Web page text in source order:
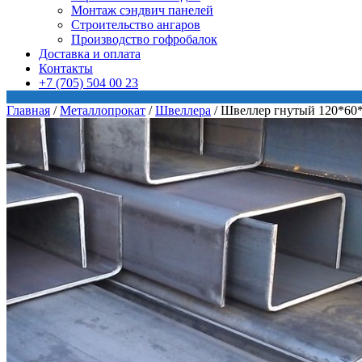
Монтаж сэндвич панелей
Строительство ангаров
Производство гофробалок
Доставка и оплата
Контакты
+7 (705) 504 00 23
Главная / Металлопрокат / Швеллера /Швеллер гнутый